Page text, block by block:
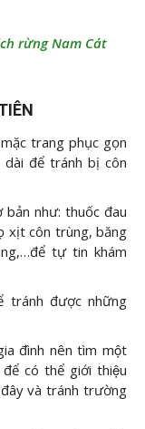
rừng Nam Cát
trang phục gọn
để tránh bị côn
bản như: thuốc đau
xịt côn trùng, băng
tự tin khám
tránh được những
đình nên tìm một
có thể giới thiệu
và tránh trường